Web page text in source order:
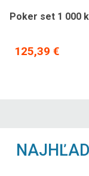
Poker set 1 000
125,39 €